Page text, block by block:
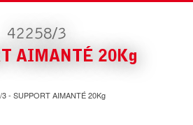
42258/3
AIMANTÉ 20Kg